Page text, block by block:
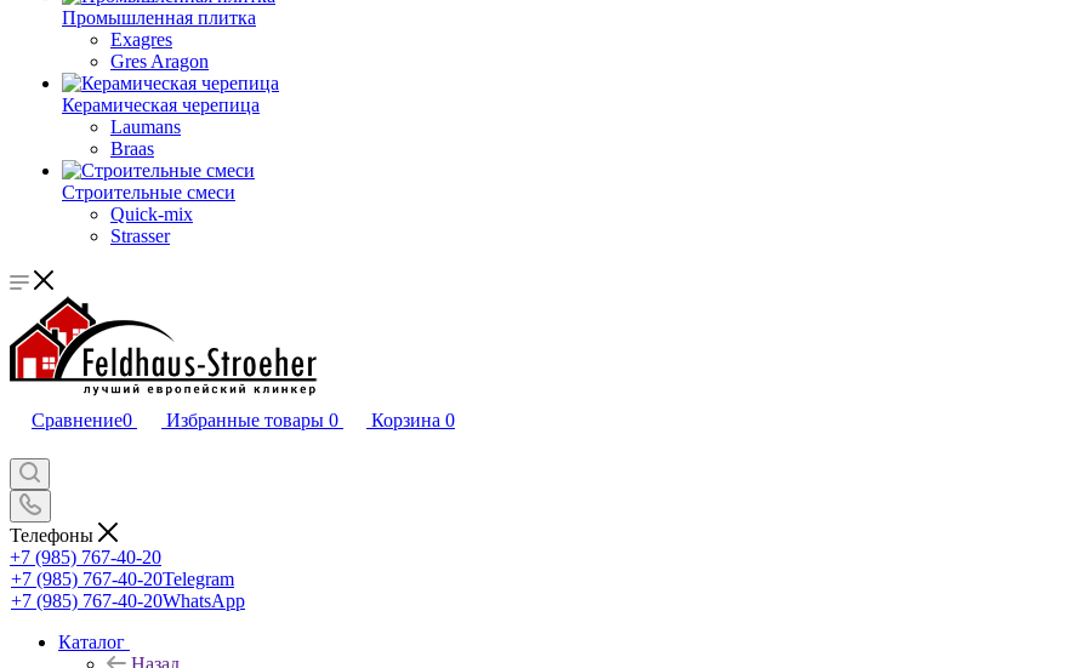
Промышленная плитка
Exagres
Gres Aragon
Керамическая черепица
Laumans
Braas
Строительные смеси
Quick-mix
Strasser
Сравнение0 Избранные товары 0 Корзина 0
Телефоны
+7 (985) 767-40-20
+7 (985) 767-40-20Telegram
+7 (985) 767-40-20WhatsApp
Каталог
Назад